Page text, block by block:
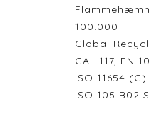
100.000
Global
CAL 117, EN
ISO 11654 (C)
ISO 105 B02